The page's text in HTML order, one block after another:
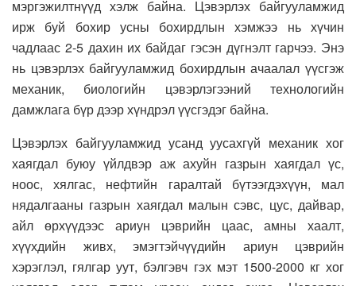
мэргэжилтнүүд хэлж байна. Цэвэрлэх байгууламжид
ирж буй бохир усны бохирдлын хэмжээ нь хүчин
чадлаас 2-5 дахин их байдаг гэсэн дүгнэлт гарчээ. Энэ
нь цэвэрлэх байгууламжид бохирдлын ачаалал үүсгэж
механик, биологийн цэвэрлэгээний технологийн
дамжлага бүр дээр хүндрэл үүсгэдэг байна.
Цэвэрлэх байгууламжид усанд уусахгүй механик хог
хаягдал буюу үйлдвэр аж ахуйн газрын хаягдал үс,
ноос, хялгас, нефтийн гаралтай бүтээгдэхүүн, мал
нядалгааны газрын хаягдал малын сэвс, цус, дайвар,
айл өрхүүдээс ариун цэврийн цаас, амны хаалт,
хүүхдийн живх, эмэгтэйчүүдийн ариун цэврийн
хэрэглэл, гялгар уут, бэлгэвч гэх мэт 1500-2000 кг хог